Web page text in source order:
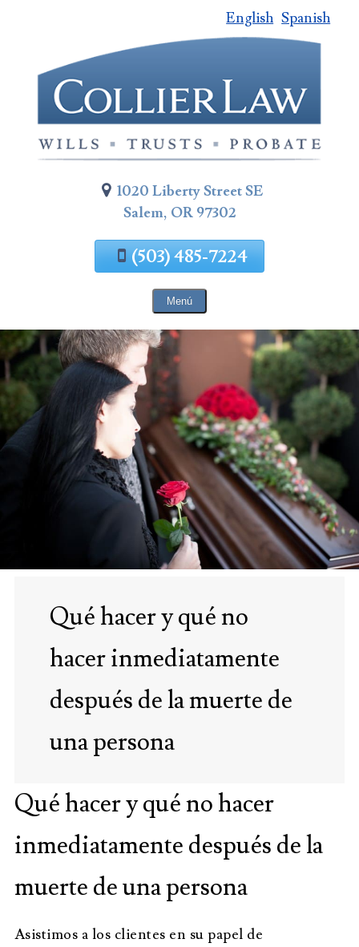
contenido
de
página
English Spanish
1020 Liberty Street SE
Salem, OR 97302
(503) 485-7224
Menú
Qué hacer y qué no
hacer inmediatamente
después de la muerte de
una persona
Qué hacer y qué no hacer
inmediatamente después de la
muerte de una persona
Asistimos a los clientes en su papel de